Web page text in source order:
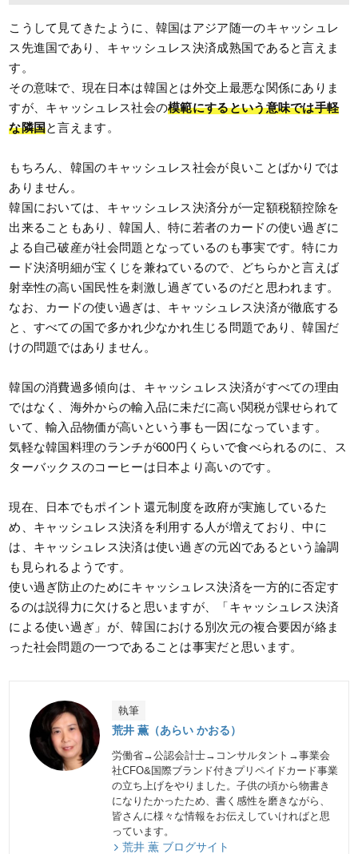
こうして見てきたように、韓国はアジア随一のキャッシュレ
ス先進国であり、キャッシュレス決済成熟国であると言えま
す。
その意味で、現在日本は韓国とは外交上最悪な関係にありま
すが、キャッシュレス社会の模範にするという意味では手軽
な隣国と言えます。
もちろん、韓国のキャッシュレス社会が良いことばかりでは
ありません。
韓国においては、キャッシュレス決済分が一定額税額控除を
出来ることもあり、韓国人、特に若者のカードの使い過ぎに
よる自己破産が社会問題となっているのも事実です。特にカ
ード決済明細が宝くじを兼ねているので、どちらかと言えば
射幸性の高い国民性を刺激し過ぎているのだと思われます。
なお、カードの使い過ぎは、キャッシュレス決済が徹底する
と、すべての国で多かれ少なかれ生じる問題であり、韓国だ
けの問題ではありません。
韓国の消費過多傾向は、キャッシュレス決済がすべての理由
ではなく、海外からの輸入品に未だに高い関税が課せられて
いて、輸入品物価が高いという事も一因になっています。
気軽な韓国料理のランチが600円くらいで食べられるのに、ス
ターバックスのコーヒーは日本より高いのです。
現在、日本でもポイント還元制度を政府が実施しているた
め、キャッシュレス決済を利用する人が増えており、中に
は、キャッシュレス決済は使い過ぎの元凶であるという論調
も見られるようです。
使い過ぎ防止のためにキャッシュレス決済を一方的に否定す
るのは説得力に欠けると思いますが、「キャッシュレス決済
による使い過ぎ」が、韓国における別次元の複合要因が絡ま
った社会問題の一つであることは事実だと思います。
執筆
荒井 薫（あらい かおる）
労働省→公認会計士→コンサルタント→事業会
社CFO&国際ブランド付きプリペイドカード事業
の立ち上げをやりました。子供の頃から物書き
になりたかったため、書く感性を磨きながら、
皆さんに様々な情報をお伝えしていければと思
っています。
荒井 薫 ブログサイト